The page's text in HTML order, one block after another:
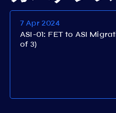
7 Apr 2024
ASI-01: FET to ASI
of 3)